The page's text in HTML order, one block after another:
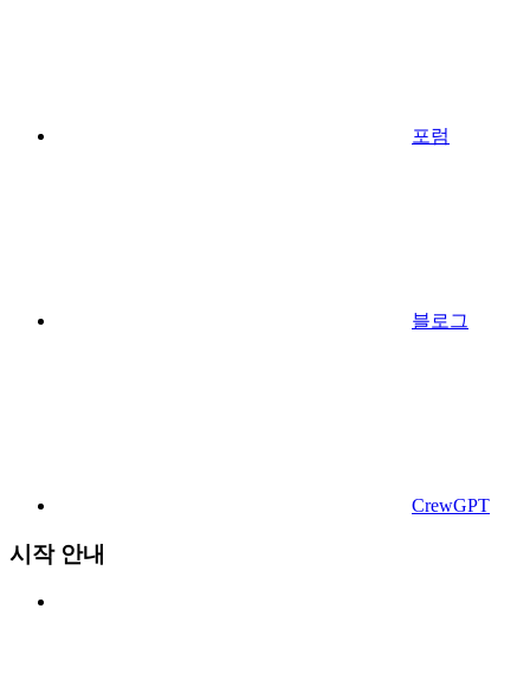
포럼
블로그
CrewGPT
시작 안내